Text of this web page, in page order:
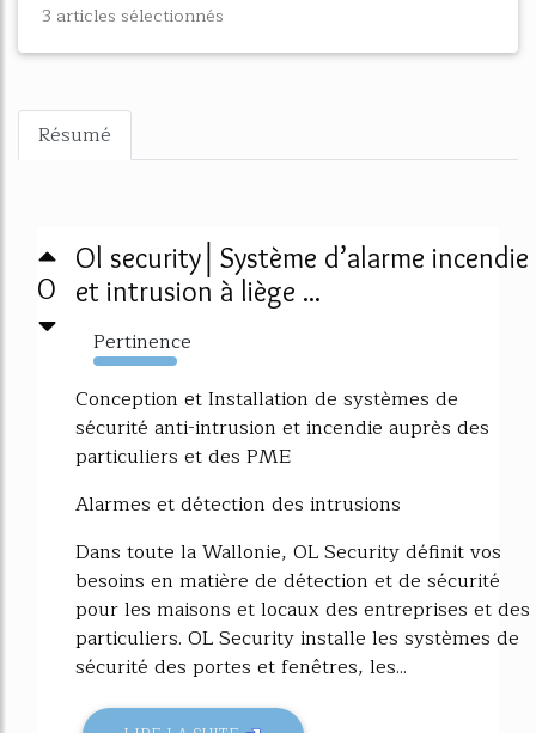
3 articles sélectionnés
Résumé
0
Ol security│Système d’alarme incendie
et intrusion à liège ...
Pertinence
3072%
Conception et Installation de systèmes de
sécurité anti-intrusion et incendie auprès des
particuliers et des PME
Alarmes et détection des intrusions
Dans toute la Wallonie, OL Security définit vos
besoins en matière de détection et de sécurité
pour les maisons et locaux des entreprises et des
particuliers. OL Security installe les systèmes de
sécurité des portes et fenêtres, les...